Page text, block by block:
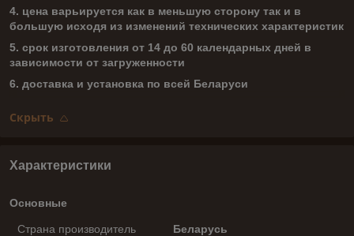
4. цена варьируется как в меньшую сторону так и в
большую исходя из изменений технических характеристик
5. срок изготовления от 14 до 60 календарных дней в
зависимости от загруженности
6. доставка и установка по всей Беларуси
Скрыть
Характеристики
Основные
Страна производитель Беларусь